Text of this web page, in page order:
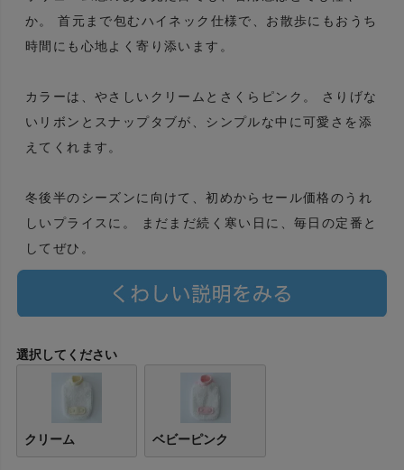
か。 首元まで包むハイネック仕様で、お散歩にもおうち
時間にも心地よく寄り添います。
カラーは、やさしいクリームとさくらピンク。 さりげな
いリボンとスナップタブが、シンプルな中に可愛さを添
えてくれます。
冬後半のシーズンに向けて、初めからセール価格のうれ
しいプライスに。 まだまだ続く寒い日に、毎日の定番と
してぜひ。
選択してください
クリーム ベビーピンク